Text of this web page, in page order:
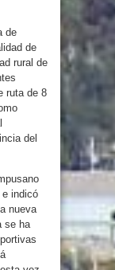
de
de
rural de
ruta de 8
del
indicó
nueva
se ha